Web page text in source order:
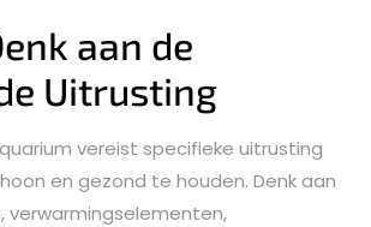
aan de
Uitrusting
vereist specifieke uitrusting
en gezond te houden. Denk aan
verwarmingselementen,